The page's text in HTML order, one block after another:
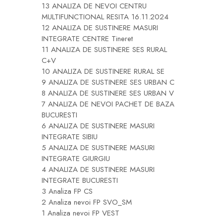
13 ANALIZA DE NEVOI CENTRU
MULTIFUNCTIONAL RESITA 16.11.2024
12 ANALIZA DE SUSTINERE MASURI
INTEGRATE CENTRE Tineret
11 ANALIZA DE SUSTINERE SES RURAL
C+V
10 ANALIZA DE SUSTINERE RURAL SE
9 ANALIZA DE SUSTINERE SES URBAN C
8 ANALIZA DE SUSTINERE SES URBAN V
7 ANALIZA DE NEVOI PACHET DE BAZA
BUCURESTI
6 ANALIZA DE SUSTINERE MASURI
INTEGRATE SIBIU
5 ANALIZA DE SUSTINERE MASURI
INTEGRATE GIURGIU
4 ANALIZA DE SUSTINERE MASURI
INTEGRATE BUCURESTI
3 Analiza FP CS
2 Analiza nevoi FP SVO_SM
1 Analiza nevoi FP VEST